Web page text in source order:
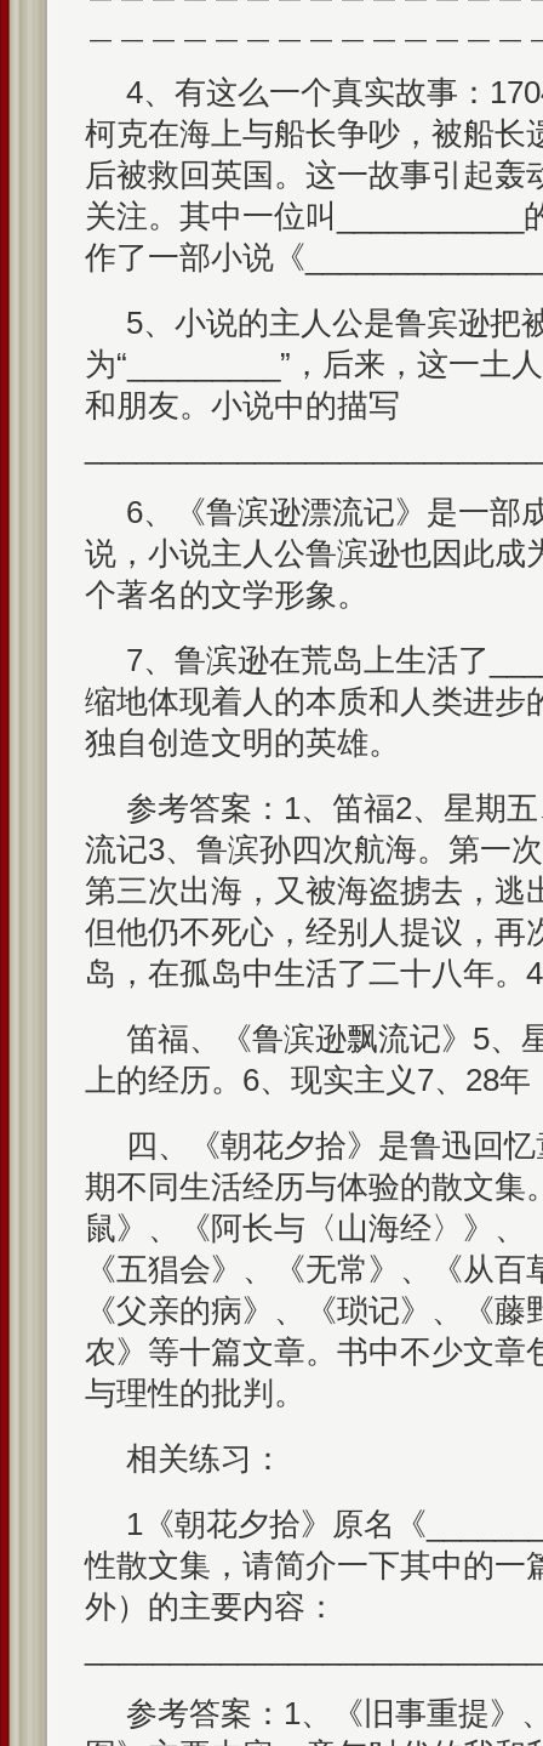
4、有这么一个真实故事：
柯克在海上与船长争吵，被船长
后被救回英国。这一故事引起轰
关注。其中一位叫___________
作了一部小说《
5、小说的主人公是鲁宾逊把
为“_________”，后来，这一土
和朋友。小说中的描写
6、《鲁滨逊漂流记》是一部
说，小说主人公鲁滨逊也因此成
个著名的文学形象。
7、鲁滨逊在荒岛上生活了
缩地体现着人的本质和人类进步
独自创造文明的英雄。
参考答案：1、笛福2、星期
流记3、鲁滨孙四次航海。第一
第三次出海，又被海盗掳去，逃
但他仍不死心，经别人提议，再
岛，在孤岛中生活了二十八年。
笛福、《鲁滨逊飘流记》5、
上的经历。6、现实主义7、28年
四、《朝花夕拾》是鲁迅回
期不同生活经历与体验的散文集
鼠》、《阿长与〈山海经〉》、
《五猖会》、《无常》、《从
《父亲的病》、《琐记》、《
农》等十篇文章。书中不少文章
与理性的批判。
相关练习：
1《朝花夕拾》原名《
性散文集，请简介一下其中的一
外）的主要内容：
参考答案：1、《旧事重提》